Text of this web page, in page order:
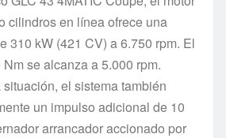
cilindros en línea ofrece una
310 kW (421 CV) a 6.750 rpm. El
se alcanza a 5.000 rpm.
el sistema también
un impulso adicional de 10
arrancador accionado por